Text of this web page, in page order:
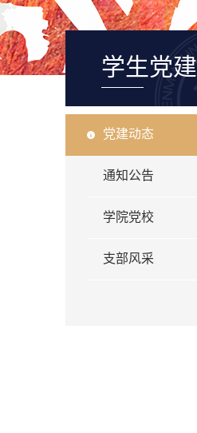
学生党建
党建动态
通知公告
学院党校
支部风采